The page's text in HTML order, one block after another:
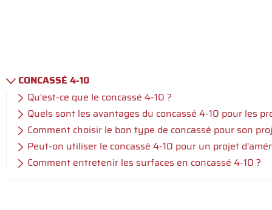
CONCASSÉ 4-10
Qu'est-ce que le concassé 4-10 ?
Quels sont les avantages du concassé 4-10 pour les
Comment choisir le bon type de concassé pour son
Peut-on utiliser le concassé 4-10 pour un projet
Comment entretenir les surfaces en concassé 4-10 ?